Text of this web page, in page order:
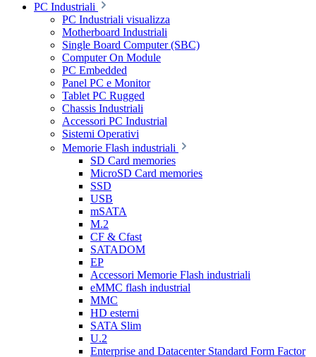
PC Industriali
PC Industriali visualizza
Motherboard Industriali
Single Board Computer (SBC)
Computer On Module
PC Embedded
Panel PC e Monitor
Tablet PC Rugged
Chassis Industriali
Accessori PC Industrial
Sistemi Operativi
Memorie Flash industriali
SD Card memories
MicroSD Card memories
SSD
USB
mSATA
M.2
CF & Cfast
SATADOM
EP
Accessori Memorie Flash industriali
eMMC flash industrial
MMC
HD esterni
SATA Slim
U.2
Enterprise and Datacenter Standard Form Factor